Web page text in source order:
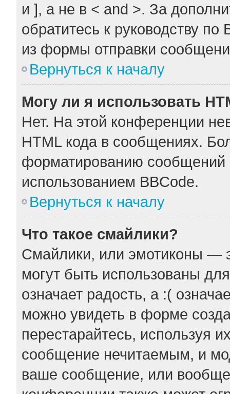
и ], а не в < and >. За
обратитесь к руководству
из формы отправки
Вернуться к началу
Могу ли я использовать
Нет. На этой конференции
HTML кода в сообщениях.
форматированию сообщений
использованием BBCode.
Вернуться к началу
Что такое смайлики?
Смайлики, или эмотиконы —
могут быть использованы
означает радость, а :(
можно увидеть в форме
перестарайтесь, используя
сообщение нечитаемым, и
ваше сообщение, или